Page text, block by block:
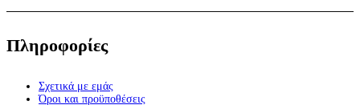
Πληροφορίες
Σχετικά με εμάς
Όροι και προϋποθέσεις